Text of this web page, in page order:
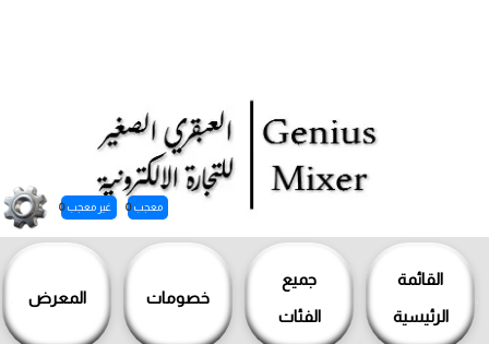
القائمة
الرئيسية
جميع
الفئات
خصومات المعرض
معجب 0 غير معجب 0
تخطي